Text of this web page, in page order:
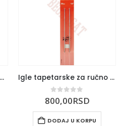
Makaze za krojenje Xsor DW-9108 Igle tapetarske za ručno šivenje 11314950
0 out of 5
800,00RSD
DODAJ U KORPU